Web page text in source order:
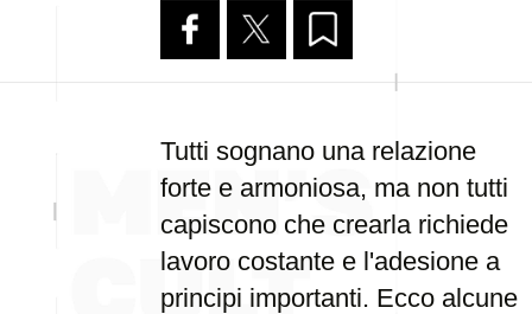
Tutti sognano una relazione
forte e armoniosa, ma non tutti
capiscono che crearla richiede
lavoro costante e l'adesione a
principi importanti. Ecco alcune